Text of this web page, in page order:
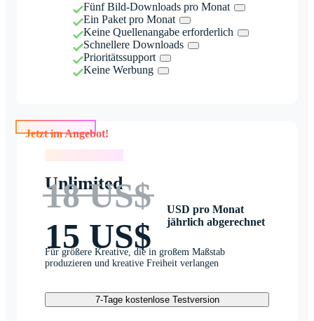
Fünf Bild-Downloads pro Monat
Ein Paket pro Monat
Keine Quellenangabe erforderlich
Schnellere Downloads
Prioritätssupport
Keine Werbung
Jetzt im Angebot!
Unlimited
18 US$
15 US$
USD pro Monat
jährlich abgerechnet
Für größere Kreative, die in großem Maßstab
produzieren und kreative Freiheit verlangen
7-Tage kostenlose Testversion